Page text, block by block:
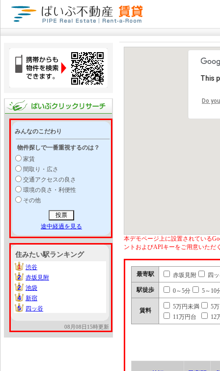
みんなのこだわり
物件探しで一番重視するのは？
家賃
間取り・広さ
交通アクセスの良さ
環境の良さ・利便性
その他
途中経過を見る
住みたい駅ランキング
1
1
渋谷
2
2
赤坂見附
2
2
池袋
4
4
新宿
5
5 四ッ谷
08月08日15時更新
This
Do
本デモページ上に設置されている
ントおよびAPIキーをご用意いただ
最寄駅 赤坂見附 四
駅徒歩 0～5分 5～10
賃料
5万円未満
5
11万円台
12